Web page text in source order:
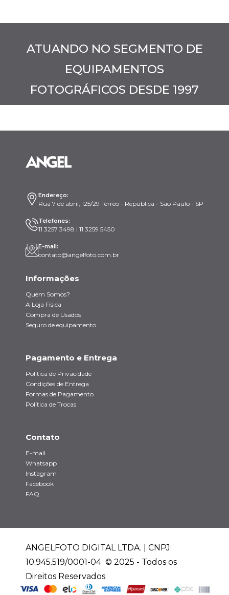
ATUANDO NO SEGMENTO DE
EQUIPAMENTOS
FOTOGRÁFICOS DESDE 1997
Endereço:
Rua 7 de abril, 125/29 Térreo - República - São Paulo - SP
Telefones:
11 3257 3498 | 11 3259 5450
E-mail:
contato@angelfoto.com.br
Informações
Quem Somos?
A Loja Física
Compra de Usados
Seguro de equipamento
Pagamento e Entrega
Política de Privacidade
Condições de Entrega
Formas de Pagamento
Política de Trocas
Contato
E-mail
Whatsapp
Instagram
Facebook
FAQ
ANGELFOTO DIGITAL LTDA. | CNPJ:
10.945.519/0001-04 © 2025 - Todos os
Direitos Reservados